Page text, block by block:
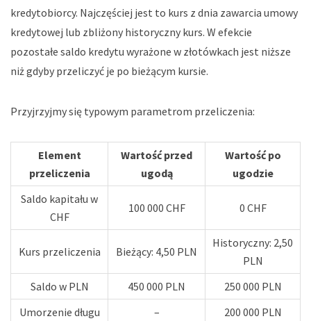
kredytobiorcy. Najczęściej jest to kurs z dnia zawarcia umowy
kredytowej lub zbliżony historyczny kurs. W efekcie
pozostałe saldo kredytu wyrażone w złotówkach jest niższe
niż gdyby przeliczyć je po bieżącym kursie.
Przyjrzyjmy się typowym parametrom przeliczenia:
Element
przeliczenia
Wartość przed
ugodą
Wartość po
ugodzie
Saldo kapitału w
CHF
100 000 CHF 0 CHF
Kurs przeliczenia Bieżący: 4,50 PLN
Historyczny: 2,50
PLN
Saldo w PLN
450 000 PLN
250 000 PLN
Umorzenie długu
– 200 000 PLN